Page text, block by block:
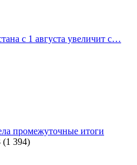
с 1 августа увеличит с…
промежуточные итоги
(1 394)